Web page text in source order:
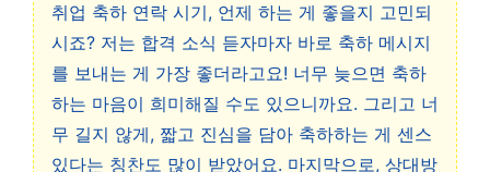
취업 축하 연락 시기, 언제 하는 게 좋을지 고민되
시죠? 저는 합격 소식 듣자마자 바로 축하 메시지
를 보내는 게 가장 좋더라고요! 너무 늦으면 축하
하는 마음이 희미해질 수도 있으니까요. 그리고 너
무 길지 않게, 짧고 진심을 담아 축하하는 게 센스
있다는 칭찬도 많이 받았어요. 마지막으로, 상대방